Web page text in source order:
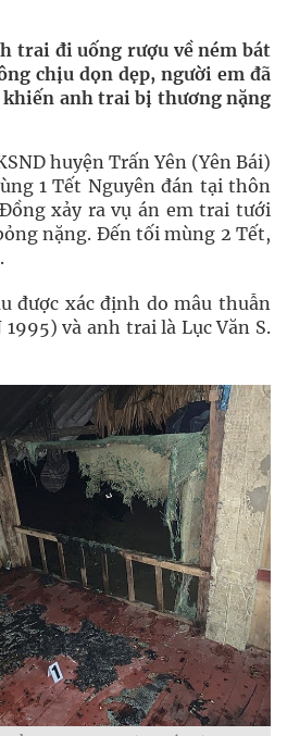
trai đi uống rượu về ném bát
chịu dọn dẹp, người em đã
anh trai bị thương nặng
huyện Trấn Yên (Yên Bái)
1 Tết Nguyên đán tại thôn
xảy ra vụ án em trai tưới
nặng. Đến tối mùng 2 Tết,
được xác định do mâu thuẫn
1995) và anh trai là Lục Văn S.